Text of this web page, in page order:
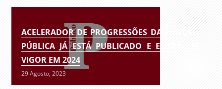
ACELERADOR DE PROGRESSÕES DA FUNÇÃO
PÚBLICA JÁ ESTÁ PUBLICADO E ENTRA EM
VIGOR EM 2024
29 Agosto, 2023